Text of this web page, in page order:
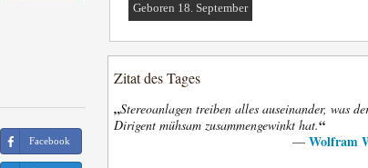
Facebook
Geboren 18. September
Zitat des Tages
„Stereoanlagen treiben alles auseinander, was
Dirigent mühsam zusammengewinkt hat.“
— Wolfram